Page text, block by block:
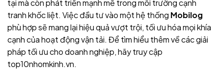
tại mà còn phát triển mạnh mẽ trong môi trường cạnh
tranh khốc liệt. Việc đầu tư vào một hệ thống Mobilog
phù hợp sẽ mang lại hiệu quả vượt trội, tối ưu hóa mọi khía
cạnh của hoạt động vận tải. Để tìm hiểu thêm về các giải
pháp tối ưu cho doanh nghiệp, hãy truy cập
top10nhomkinh.vn.